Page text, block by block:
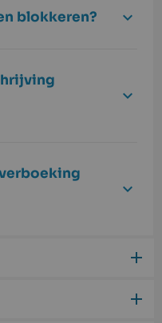
blokkeren?